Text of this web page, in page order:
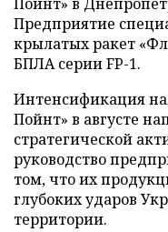
Предприятие
крылатых ракет
БПЛА серии FP-1.
Интенсификация
Пойнт» в августе
стратегической
руководство
том, что их
глубоких ударов
территории.